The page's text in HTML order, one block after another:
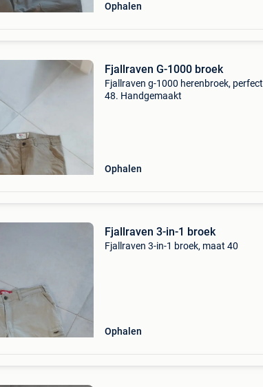
Ophalen
Fjallraven G-1000 broek
Fjallraven g-1000 herenbroek,
48. Handgemaakt
Ophalen
Fjallraven 3-in-1 broek
Fjallraven 3-in-1 broek, maat 40
Ophalen